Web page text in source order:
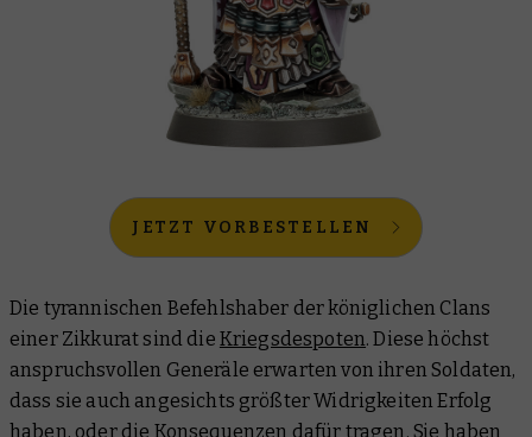
JETZT VORBESTELLEN
Die tyrannischen Befehlshaber der königlichen Clans
einer Zikkurat sind die Kriegsdespoten. Diese höchst
anspruchsvollen Generäle erwarten von ihren Soldaten,
dass sie auch angesichts größter Widrigkeiten Erfolg
haben, oder die Konsequenzen dafür tragen. Sie haben